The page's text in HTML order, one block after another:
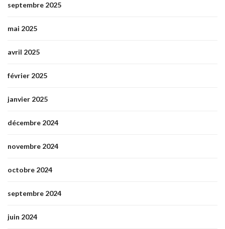
septembre 2025
mai 2025
avril 2025
février 2025
janvier 2025
décembre 2024
novembre 2024
octobre 2024
septembre 2024
juin 2024